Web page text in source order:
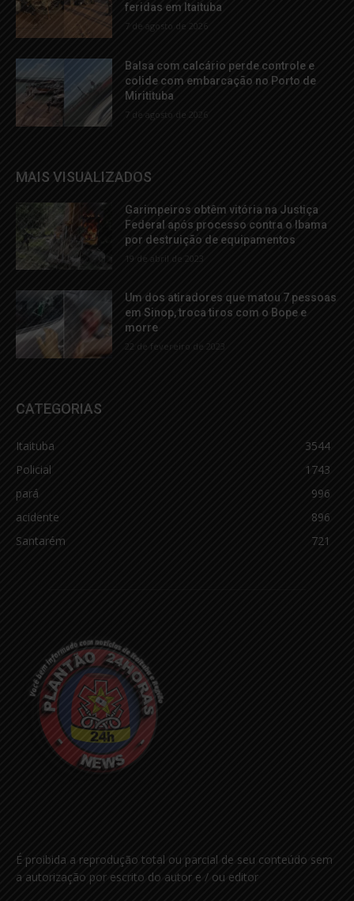
feridas em Itaituba
7 de agosto de 2026
Balsa com calcário perde controle e
colide com embarcação no Porto de
Miritituba
7 de agosto de 2026
MAIS VISUALIZADOS
Garimpeiros obtêm vitória na Justiça
Federal após processo contra o Ibama
por destruição de equipamentos
19 de abril de 2023
Um dos atiradores que matou 7 pessoas
em Sinop, troca tiros com o Bope e
morre
22 de fevereiro de 2023
CATEGORIAS
Itaituba
3544
Policial
1743
pará
996
acidente
896
Santarém
721
É proibida a reprodução total ou parcial de seu conteúdo sem
a autorização por escrito do autor e / ou editor